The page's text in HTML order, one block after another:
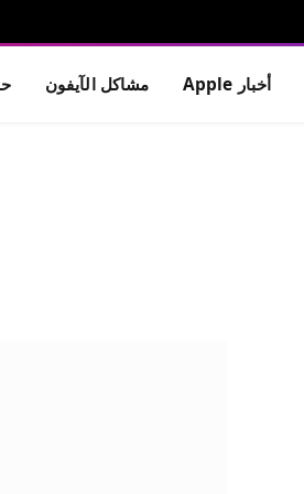
أخبار Apple مشاكل الآيفون